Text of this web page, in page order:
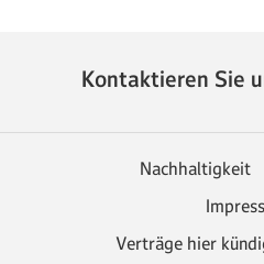
Kontaktieren Sie
Nachhaltigkeit
Verträge hier